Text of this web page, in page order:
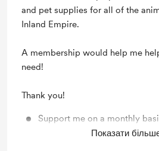
and pet supplies for all of the
Inland Empire.
A membership would help me
need!
Thank you!
Support me on a monthly
Unlock exclusive posts and
Показати